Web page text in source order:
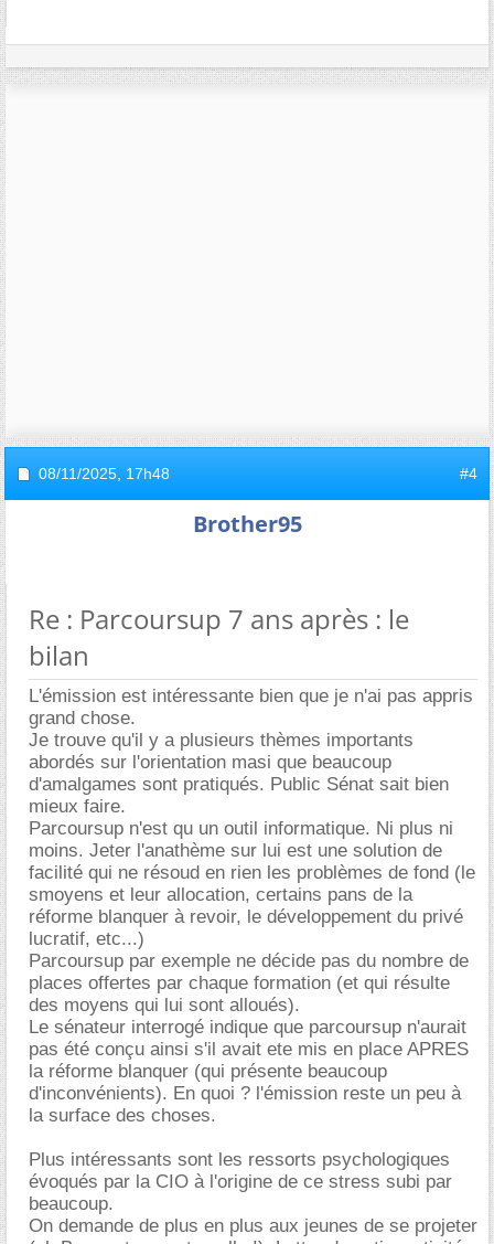
08/11/2025, 17h48 #4
Brother95
Re : Parcoursup 7 ans après : le
bilan
L'émission est intéressante bien que je n'ai pas appris
grand chose.
Je trouve qu'il y a plusieurs thèmes importants
abordés sur l'orientation masi que beaucoup
d'amalgames sont pratiqués. Public Sénat sait bien
mieux faire.
Parcoursup n'est qu un outil informatique. Ni plus ni
moins. Jeter l'anathème sur lui est une solution de
facilité qui ne résoud en rien les problèmes de fond (le
smoyens et leur allocation, certains pans de la
réforme blanquer à revoir, le développement du privé
lucratif, etc...)
Parcoursup par exemple ne décide pas du nombre de
places offertes par chaque formation (et qui résulte
des moyens qui lui sont alloués).
Le sénateur interrogé indique que parcoursup n'aurait
pas été conçu ainsi s'il avait ete mis en place APRES
la réforme blanquer (qui présente beaucoup
d'inconvénients). En quoi ? l'émission reste un peu à
la surface des choses.
Plus intéressants sont les ressorts psychologiques
évoqués par la CIO à l'origine de ce stress subi par
beaucoup.
On demande de plus en plus aux jeunes de se projeter